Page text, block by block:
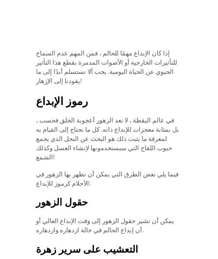
إذا كان الإبداع مهمًا للحالم ، فمن المهم عدم السماح
للتأثيرات الخارجية أو الأصوات المدمرة بقطع هذا التأثير
الحيوي عن الحياة اليومية. يجب ألا نستسلم أبدًا إلى ما
يقودنا إلى الإزهار!
رموز الإبداع
في عالم اليقظة ، لا تعد الزهور أعجوبة الخلق فحسب ،
بل بمثابة معجزات للإبداع ذاته. كل ما نحتاج إلى القيام به
لمعرفة ما يثبت ذلك هو البحث عن النحل الذي يجمع
حبوب اللقاح التي سيستخدمونها لإنشاء العسل وكذلك
الشمع!
فيما يلي بعض الطرق التي يمكن أن تظهر بها الزهور في
الأحلام كرموز للإبداع:
حقول الزهور
يمكن أن تشير حقول الزهور إلى وقت الإبداع العالي أو
أن إبداع الحالم في حالة ازدهاره وازدهاره.
التعشيب على سرير زهرة